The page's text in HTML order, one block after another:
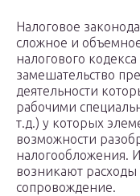
Налоговое
сложное и
налогового
замешательство
деятельности
рабочими
т.д.) у которых
возможности
налогообложения.
возникают расходы
сопровождение.